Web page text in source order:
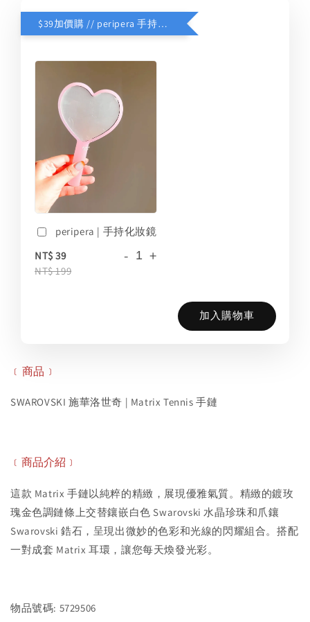
$39加價購 // peripera 手持化妝鏡
peripera | 手持化妝鏡
NT$ 39
NT$ 199
- +
加入購物車
﹝商品﹞
SWAROVSKI 施華洛世奇 | Matrix Tennis 手鏈
﹝商品介紹﹞
這款 Matrix 手鏈以純粹的精緻，展現優雅氣質。精緻的鍍玫
瑰金色調鏈條上交替鑲嵌白色 Swarovski 水晶珍珠和爪鑲
Swarovski 鋯石，呈現出微妙的色彩和光線的閃耀組合。搭配
一對成套 Matrix 耳環，讓您每天煥發光彩。
物品號碼: 5729506